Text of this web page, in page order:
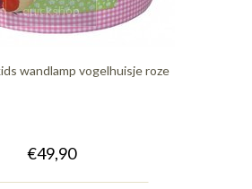
quickshop
wandlamp vogelhuisje roze
€49,90